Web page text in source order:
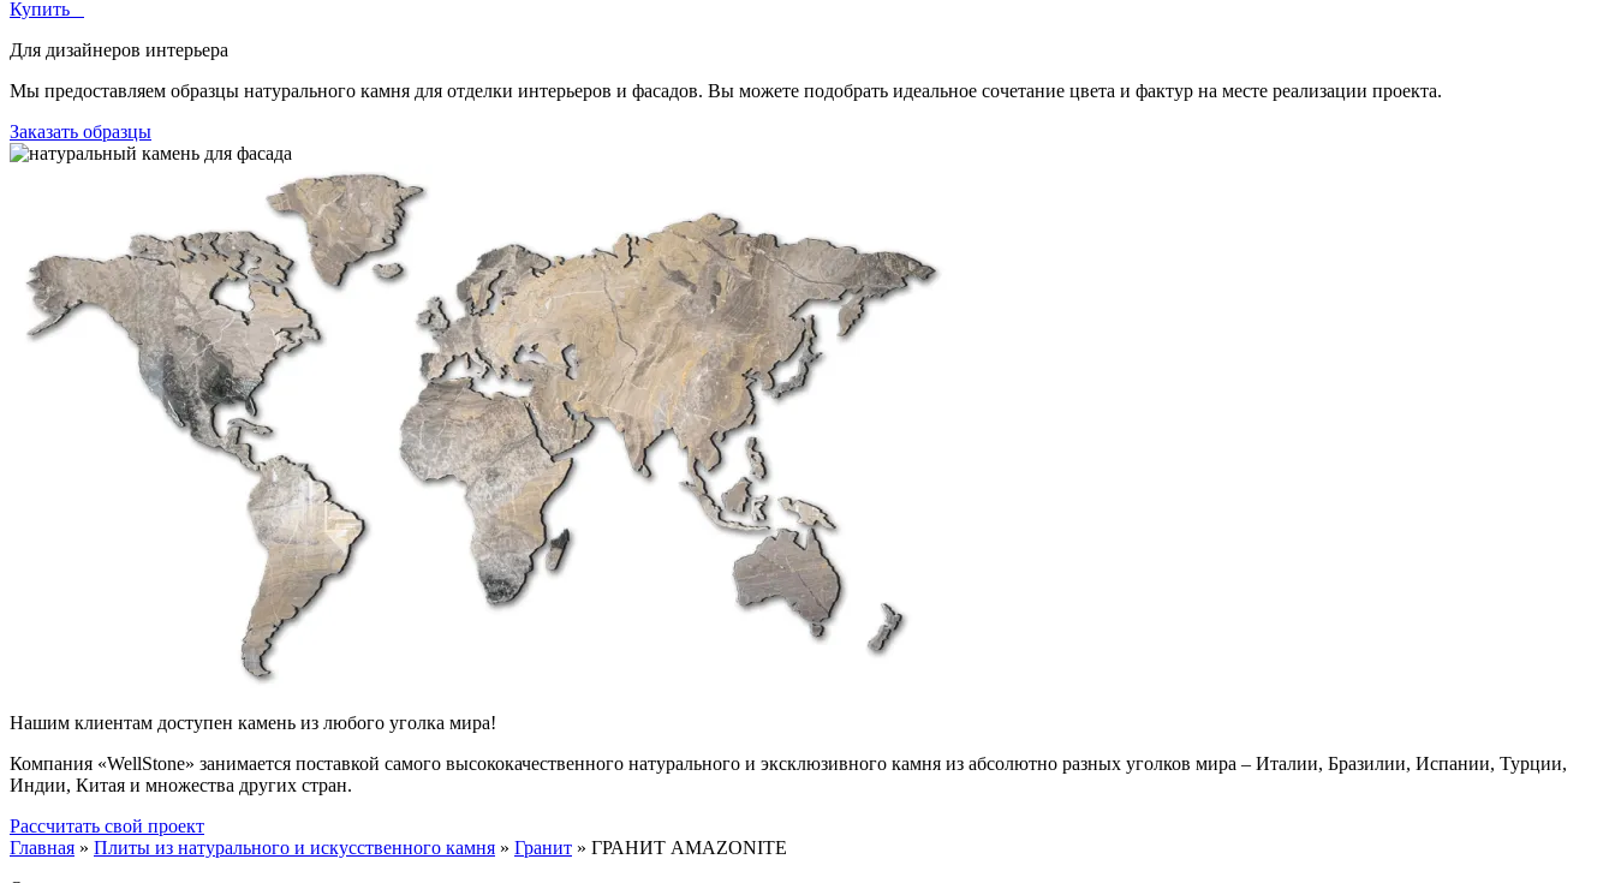
Купить
Для дизайнеров интерьера
Мы предоставляем образцы натурального камня для отделки интерьеров и фасадов. Вы можете подобрать идеальное сочетание цвета и фактур на месте реализации проекта.
Заказать образцы
Нашим клиентам доступен камень из любого уголка мира!
Компания «WellStone» занимается поставкой самого высококачественного натурального и эксклюзивного камня из абсолютно разных уголков мира – Италии, Бразилии, Испании, Турции,
Индии, Китая и множества других стран.
Рассчитать свой проект
Главная » Плиты из натурального и искусственного камня » Гранит » ГРАНИТ AMAZONITE